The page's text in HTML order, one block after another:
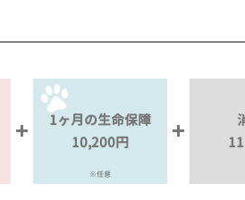
1ヶ月の生命保障
10,200円
※任意